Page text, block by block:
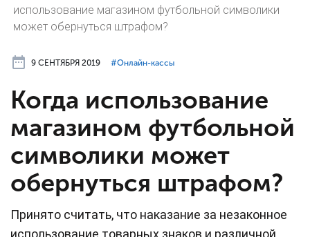
использование магазином футбольной символики
может обернуться штрафом?
9 СЕНТЯБРЯ 2019 #⁣Онлайн-кассы
Когда использование
магазином футбольной
символики может
обернуться штрафом?
Принято считать, что наказание за незаконное
использование товарных знаков и различной